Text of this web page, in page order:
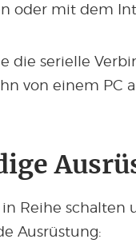
oder mit dem
die serielle
von einem PC
Reihe schalten
Ausrüstung: